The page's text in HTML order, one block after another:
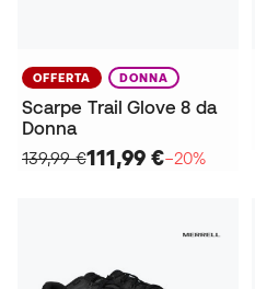
OFFERTA DONNA
Scarpe Trail Glove 8 da
Donna
139,99 €111,99 €−20%